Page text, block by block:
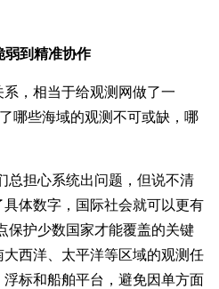
弱到精准协作
，相当于给观测网做了一
哪些海域的观测不可或缺，哪
担心系统出问题，但说不清
体数字，国际社会就可以更有
保护少数国家才能覆盖的关键
西洋、太平洋等区域的观测任
标和船舶平台，避免因单方面